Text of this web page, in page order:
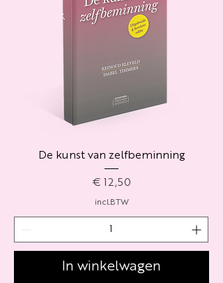
De kunst van zelfbeminning
Prijs
€ 12,50
incl.BTW
In winkelwagen